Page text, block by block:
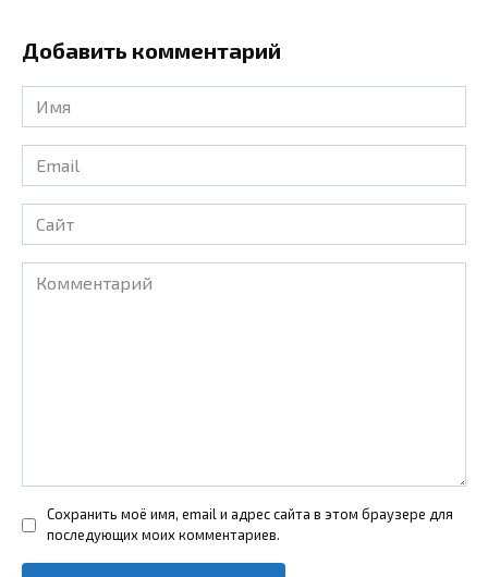
Добавить комментарий
Имя
*
Email
*
Сайт
Комментарий
Сохранить моё имя, email и адрес сайта в этом браузере для
последующих моих комментариев.